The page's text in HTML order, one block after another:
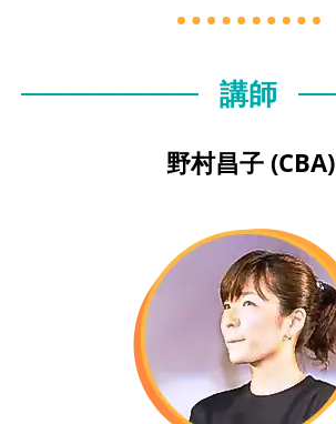
講師
野村昌子 (CBA)